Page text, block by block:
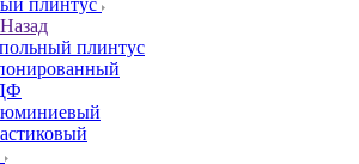
плинтус
Назад
плинтус